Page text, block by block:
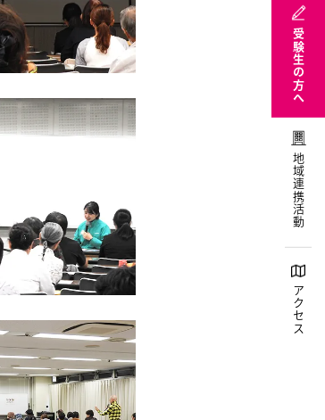
受験生の方へ
地域連携活動
アクセス